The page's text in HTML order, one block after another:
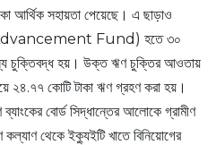
সহায়তা পেয়েছে। এ ছাড়াও
Advancement Fund) হতে ৩০
চুক্তিবদ্ধ হয়। উক্ত ঋণ চুক্তির আওতায়
২৪.৭৭ কোটি টাকা ঋণ গ্রহণ করা হয়।
বোর্ড সিদ্ধান্তের আলোকে গ্রামীণ
থেকে ইক্যুইটি খাতে বিনিয়োগের